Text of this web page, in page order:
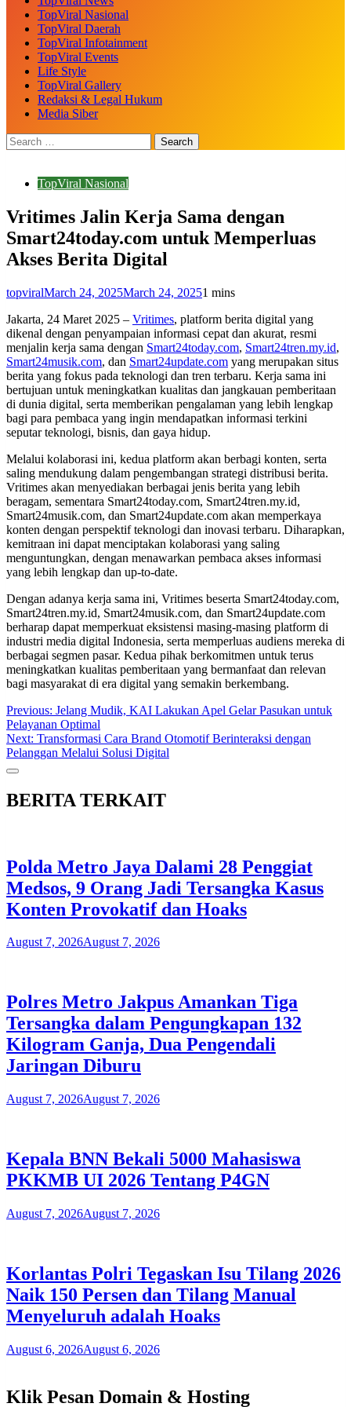
TopViral Nasional
TopViral Daerah
TopViral Infotainment
TopViral Events
Life Style
TopViral Gallery
Redaksi & Legal Hukum
Media Siber
TopViral Nasional
Vritimes Jalin Kerja Sama dengan
Smart24today.com untuk Memperluas
Akses Berita Digital
topviralMarch 24, 2025March 24, 20251 mins
Jakarta, 24 Maret 2025 – Vritimes, platform berita digital yang
dikenal dengan penyampaian informasi cepat dan akurat, resmi
menjalin kerja sama dengan Smart24today.com, Smart24tren.my.id,
Smart24musik.com, dan Smart24update.com yang merupakan situs
berita yang fokus pada teknologi dan tren terbaru. Kerja sama ini
bertujuan untuk meningkatkan kualitas dan jangkauan pemberitaan
di dunia digital, serta memberikan pengalaman yang lebih lengkap
bagi para pembaca yang ingin mendapatkan informasi terkini
seputar teknologi, bisnis, dan gaya hidup.
Melalui kolaborasi ini, kedua platform akan berbagi konten, serta
saling mendukung dalam pengembangan strategi distribusi berita.
Vritimes akan menyediakan berbagai jenis berita yang lebih
beragam, sementara Smart24today.com, Smart24tren.my.id,
Smart24musik.com, dan Smart24update.com akan memperkaya
konten dengan perspektif teknologi dan inovasi terbaru. Diharapkan,
kemitraan ini dapat menciptakan kolaborasi yang saling
menguntungkan, dengan menawarkan pembaca akses informasi
yang lebih lengkap dan up-to-date.
Dengan adanya kerja sama ini, Vritimes beserta Smart24today.com,
Smart24tren.my.id, Smart24musik.com, dan Smart24update.com
berharap dapat memperkuat eksistensi masing-masing platform di
industri media digital Indonesia, serta memperluas audiens mereka di
berbagai segmen pasar. Kedua pihak berkomitmen untuk terus
meningkatkan kualitas pemberitaan yang bermanfaat dan relevan
bagi masyarakat di era digital yang semakin berkembang.
Post
navigation
Previous: Jelang Mudik, KAI Lakukan Apel Gelar Pasukan untuk
Pelayanan Optimal
Next: Transformasi Cara Brand Otomotif Berinteraksi dengan
Pelanggan Melalui Solusi Digital
BERITA TERKAIT
Polda Metro Jaya Dalami 28 Penggiat
Medsos, 9 Orang Jadi Tersangka Kasus
Konten Provokatif dan Hoaks
August 7, 2026August 7, 2026
Polres Metro Jakpus Amankan Tiga
Tersangka dalam Pengungkapan 132
Kilogram Ganja, Dua Pengendali
Jaringan Diburu
August 7, 2026August 7, 2026
Kepala BNN Bekali 5000 Mahasiswa
PKKMB UI 2026 Tentang P4GN
August 7, 2026August 7, 2026
Korlantas Polri Tegaskan Isu Tilang 2026
Naik 150 Persen dan Tilang Manual
Menyeluruh adalah Hoaks
August 6, 2026August 6, 2026
Klik Pesan Domain & Hosting